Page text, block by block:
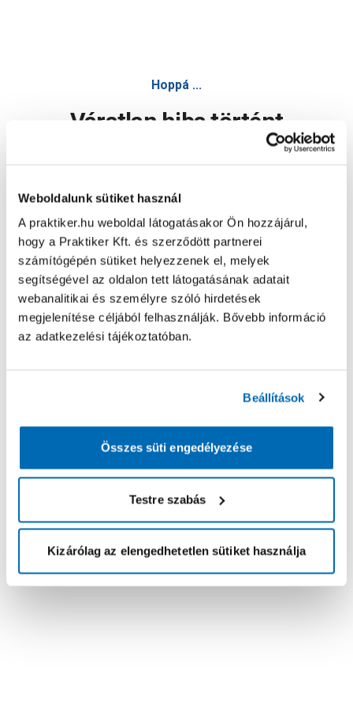
Weboldalunk sütiket használ
A praktiker.hu weboldal látogatásakor Ön hozzájárul,
hogy a Praktiker Kft. és szerződött partnerei
számítógépén sütiket helyezzenek el, melyek
segítségével az oldalon tett látogatásának adatait
webanalitikai és személyre szóló hirdetések
megjelenítése céljából felhasználják. Bővebb információ
az adatkezelési tájékoztatóban.
Beállítások
Összes süti engedélyezése
Testre szabás
Kizárólag az elengedhetetlen sütiket használja
Hoppá ...
Váratlan hiba történt
Oldal újratöltése